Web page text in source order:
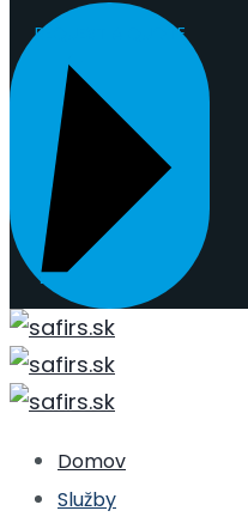
REQUEST A QUOTE
Domov
Služby